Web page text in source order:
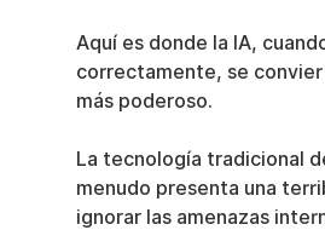
Aquí es donde la IA,
correctamente, se
más poderoso.
La tecnología tradicional
menudo presenta una
ignorar las amenazas